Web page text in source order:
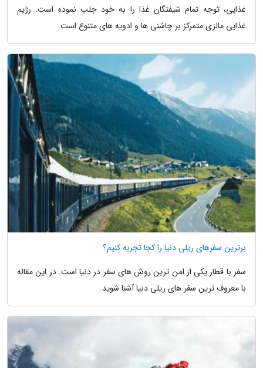
غذایی، توجه تمام شیفتگان غذا را به خود جلب نموده است. رژیم
غذایی مالزی متمرکز بر چاشنی ها و ادویه های متنوع است.
برترین سفرهای ریلی دنیا را کجا تجربه کنیم؟
سفر با قطار یکی از امن ترین روش های سفر در دنیا است. در این مقاله
با معروف ترین سفر های ریلی دنیا آشنا شوید.